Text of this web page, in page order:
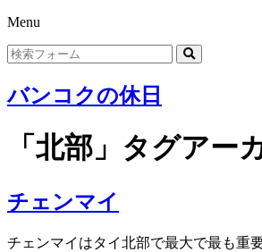
Menu
バンコクの休日
「北部」タグアー
チェンマイ
チェンマイはタイ北部で最大で最も重